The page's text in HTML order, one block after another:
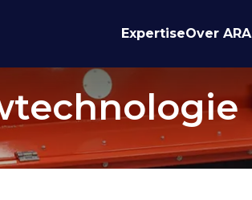
ExpertiseOver ARA